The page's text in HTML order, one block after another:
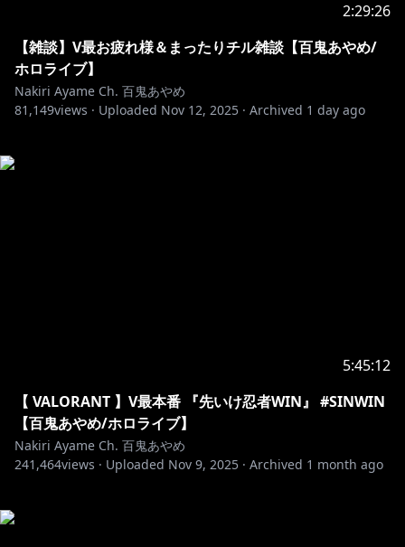
2:29:26
【雑談】V最お疲れ様＆まったりチル雑談【百鬼あやめ/
ホロライブ】
Nakiri Ayame Ch. 百鬼あやめ
81,149views · Uploaded Nov 12, 2025 · Archived 1 day ago
5:45:12
【 VALORANT 】V最本番 『先いけ忍者WIN』 #SINWIN
【百鬼あやめ/ホロライブ】
Nakiri Ayame Ch. 百鬼あやめ
241,464views · Uploaded Nov 9, 2025 · Archived 1 month ago